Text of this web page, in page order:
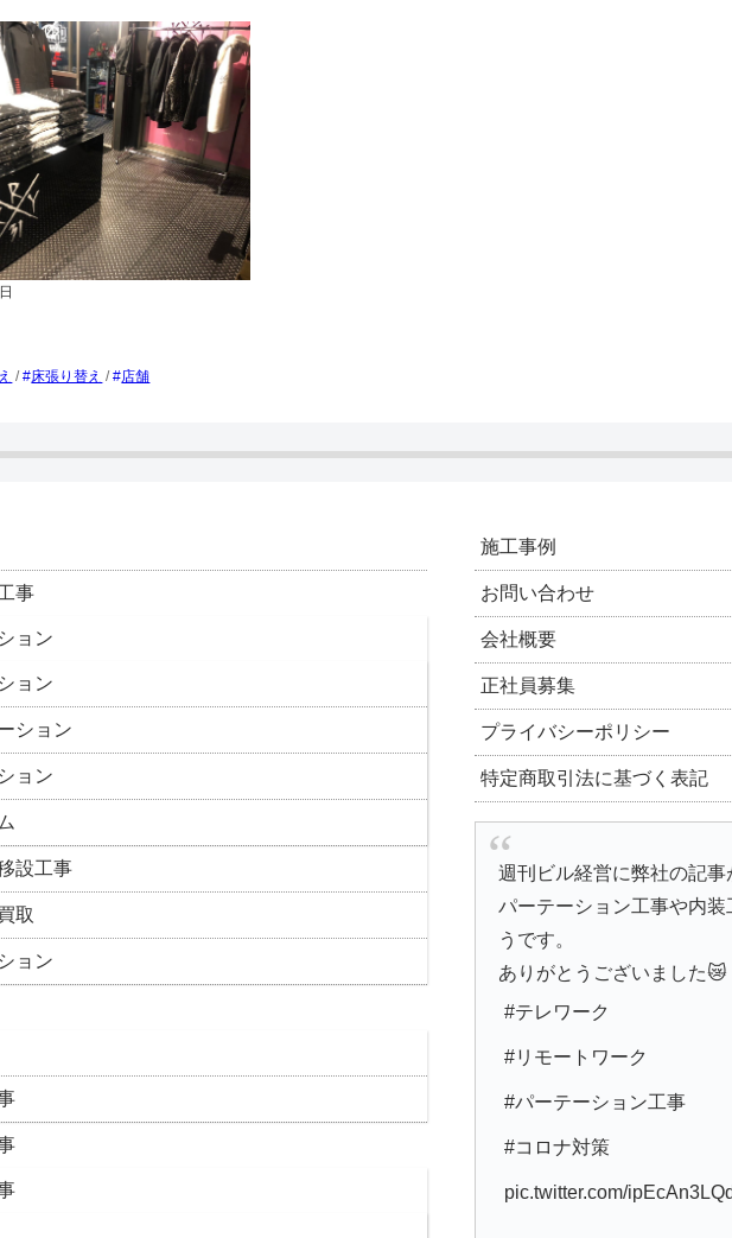
/ 床張り替え / 店舗
事
ョン
ョン
ション
ョン
設工事
取
ョン
施工事例
お問い合わせ
会社概要
正社員募集
プライバシーポリシー
特定商取引法に基づく表記
週刊ビル経営に弊社の記事
パーテーション工事や内
うです。
ありがとうございました😿
#テレワーク
#リモートワーク
#パーテーション工事
#コロナ対策
pic.twitter.com/ipEcAn3LQd